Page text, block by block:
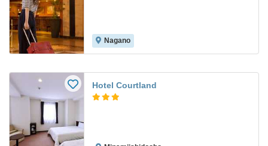
Nagano
Hotel Courtland